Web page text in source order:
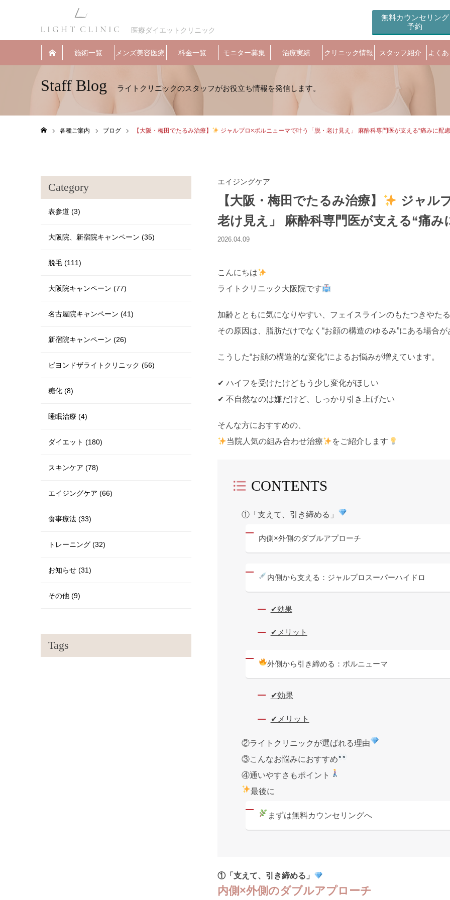
医療ダイエットクリニック
無料カウンセリング
予約
施術一覧 メンズ美容医療 料金一覧 モニター募集 治療実績 クリニック情報 スタッフ紹介 よく
Staff Blog
各種ご案内 ブログ 【大阪・梅田でたるみ治療】 ジャルプロ×ボルニューマで叶う「脱・老け見え」 麻酔科専門医が支える“痛みに配
エイジングケア
【大阪・梅田でたるみ治療】
ジャル
老け見え」 麻酔科専門医が支える“痛
2026.04.09
こんにちは
ライトクリニック大阪院です
加齢とともに気になりやすい、フェイスラインのもたつきやたる
その原因は、脂肪だけでなく“お顔の構造のゆるみ”にある場合が
こうした“お顔の構造的な変化”によるお悩みが増えています。
✔ ハイフを受けたけどもう少し変化がほしい
✔ 不自然なのは嫌だけど、しっかり引き上げたい
そんな方におすすめの、
当院人気の組み合わせ治療
をご紹介します
CONTENTS
①「支えて、引き締める」
内側×外側のダブルアプローチ
内側から支える：ジャルプロスーパーハイドロ
✔効果
✔メリット
外側から引き締める：ボルニューマ
✔効果
✔メリット
②ライトクリニックが選ばれる理由
③こんなお悩みにおすすめ
④通いやすさもポイント
最後に
まずは無料カウンセリングへ
①「支えて、引き締める」
内側×外側のダブルアプローチ
Category
表参道 (3)
大阪院、新宿院キャンペーン (35)
脱毛 (111)
大阪院キャンペーン (77)
名古屋院キャンペーン (41)
新宿院キャンペーン (26)
ビヨンドザライトクリニック (56)
糖化 (8)
睡眠治療 (4)
ダイエット (180)
スキンケア (78)
エイジングケア (66)
食事療法 (33)
トレーニング (32)
お知らせ (31)
その他 (9)
Tags